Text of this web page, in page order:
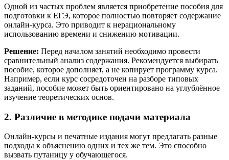
Одной из частых проблем является приобретение пособия для
подготовки к ЕГЭ, которое полностью повторяет содержание
онлайн-курса. Это приводит к нерациональному
использованию времени и снижению мотивации.
Решение: Перед началом занятий необходимо провести
сравнительный анализ содержания. Рекомендуется выбирать
пособие, которое дополняет, а не копирует программу курса.
Например, если курс сосредоточен на разборе типовых
заданий, пособие может быть ориентировано на углублённое
изучение теоретических основ.
2. Различие в методике подачи материала
Онлайн-курсы и печатные издания могут предлагать разные
подходы к объяснению одних и тех же тем. Это способно
вызвать путаницу у обучающегося.